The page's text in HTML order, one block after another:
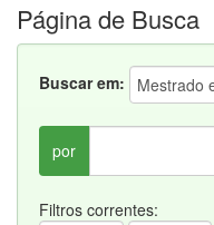
Página de Busca
Buscar em:
por
Filtros correntes: